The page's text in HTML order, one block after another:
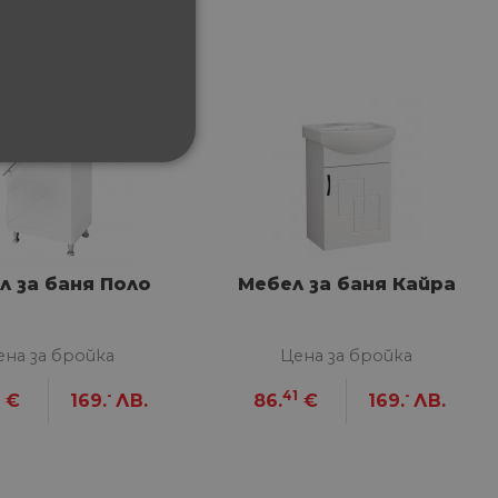
за баня Поло
за бройка
€ 169.- ЛВ.
Мебел за баня Кайра
Цена за бройка
86.41 € 169.- ЛВ.
и управление на